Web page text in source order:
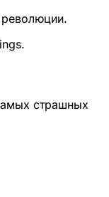
страшных